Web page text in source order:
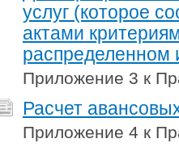
услуг (которое
актами
распределенном
Приложение 3 к
Расчет
Приложение 4 к